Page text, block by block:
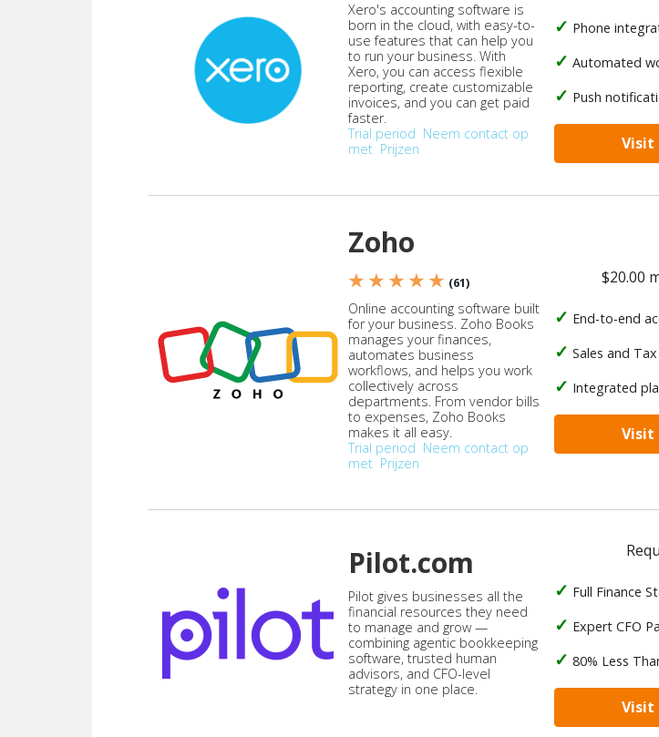
Xero's accounting software is
born in the cloud, with easy-to-
use features that can help you
to run your business. With
Xero, you can access flexible
reporting, create customizable
invoices, and you can get paid
faster.
Trial period Neem contact op
met Prijzen
Phone
Automated
Push
Visit
Zoho
★ ★ ★ ★ ★ (61)
Online accounting software built
for your business. Zoho Books
manages your finances,
automates business
workflows, and helps you work
collectively across
departments. From vendor bills
to expenses, Zoho Books
makes it all easy.
Trial period Neem contact op
met Prijzen
$20.00
End-to-end
Sales and
Integrated
Visit
Pilot.com
Pilot gives businesses all the
financial resources they need
to manage and grow —
combining agentic bookkeeping
software, trusted human
advisors, and CFO-level
strategy in one place.
Full Finance
Expert CFO
80% Less
Visit